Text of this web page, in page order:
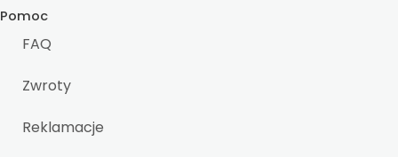
Pomoc
FAQ
Zwroty
Reklamacje